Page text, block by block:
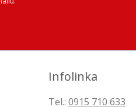
Infolinka
Tel.: 0915 710 633